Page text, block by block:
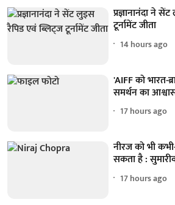
प्रज्ञानानंदा ने
टूर्नामेंट जीता
14 hours ago
'AIFF को भारत-
समर्थन का
17 hours ago
नीरज को भी
सकता है :
17 hours ago